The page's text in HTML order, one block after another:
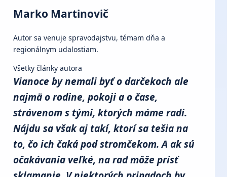
Marko Martinovič
Autor sa venuje spravodajstvu, témam dňa a
regionálnym udalostiam.
Všetky články autora
Vianoce by nemali byť o darčekoch ale
najmä o rodine, pokoji a o čase,
strávenom s tými, ktorých máme radi.
Nájdu sa však aj takí, ktorí sa tešia na
to, čo ich čaká pod stromčekom. A ak sú
očakávania veľké, na rad môže prísť